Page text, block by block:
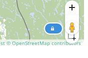
© OpenStreetMap contributors